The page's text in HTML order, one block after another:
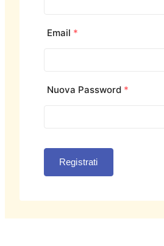
Email *
Nuova Password *
Registrati